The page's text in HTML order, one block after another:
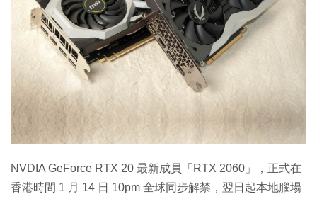
Enterprise Digital Transformation
NVDIA GeForce RTX 20 最新成員「RTX 2060」，正式在
香港時間 1 月 14 日 10pm 全球同步解禁，翌日起本地腦場